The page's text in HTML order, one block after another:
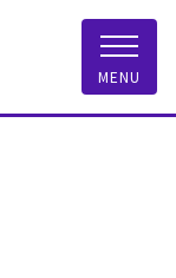
一般社団法人 PMI
MENU